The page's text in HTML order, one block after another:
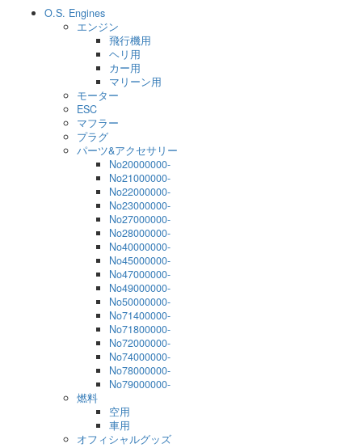
O.S. Engines
エンジン
飛行機用
ヘリ用
カー用
マリーン用
モーター
ESC
マフラー
プラグ
パーツ&アクセサリー
No20000000-
No21000000-
No22000000-
No23000000-
No27000000-
No28000000-
No40000000-
No45000000-
No47000000-
No49000000-
No50000000-
No71400000-
No71800000-
No72000000-
No74000000-
No78000000-
No79000000-
燃料
空用
車用
オフィシャルグッズ